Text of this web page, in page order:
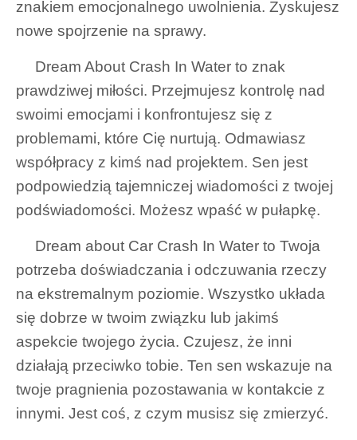
znakiem emocjonalnego uwolnienia. Zyskujesz
nowe spojrzenie na sprawy.
Dream About Crash In Water to znak
prawdziwej miłości. Przejmujesz kontrolę nad
swoimi emocjami i konfrontujesz się z
problemami, które Cię nurtują. Odmawiasz
współpracy z kimś nad projektem. Sen jest
podpowiedzią tajemniczej wiadomości z twojej
podświadomości. Możesz wpaść w pułapkę.
Dream about Car Crash In Water to Twoja
potrzeba doświadczania i odczuwania rzeczy
na ekstremalnym poziomie. Wszystko układa
się dobrze w twoim związku lub jakimś
aspekcie twojego życia. Czujesz, że inni
działają przeciwko tobie. Ten sen wskazuje na
twoje pragnienia pozostawania w kontakcie z
innymi. Jest coś, z czym musisz się zmierzyć.